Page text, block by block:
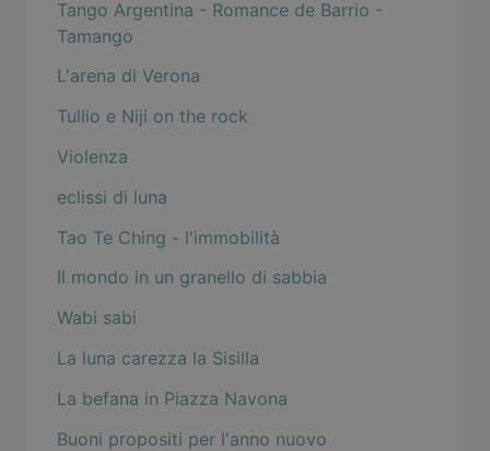
Tango Argentina - Romance de Barrio -
Tamango
L'arena di Verona
Tullio e Niji on the rock
Violenza
eclissi di luna
Tao Te Ching - l'immobilità
Il mondo in un granello di sabbia
Wabi sabi
La luna carezza la Sisilla
La befana in Piazza Navona
Buoni propositi per l'anno nuovo